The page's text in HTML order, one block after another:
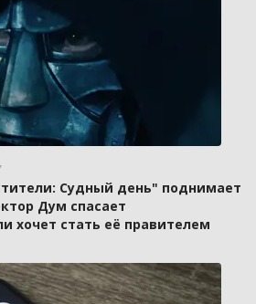
Судный день" поднимает
Дум спасает
хочет стать её правителем